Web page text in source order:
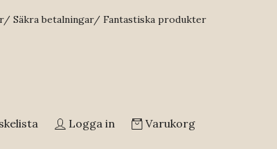
Säkra betalningar/ Fantastiska produkter
Logga in Varukorg